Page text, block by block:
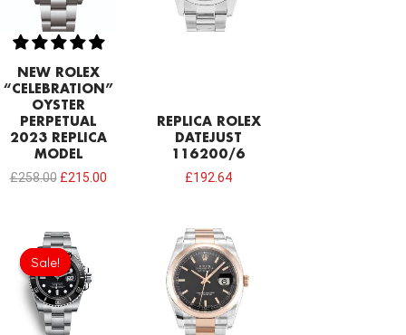
NEW ROLEX
“CELEBRATION”
OYSTER
PERPETUAL
2023 REPLICA
MODEL
£258.00 £215.00
REPLICA ROLEX
DATEJUST
116200/6
£192.64
Sale!
Sale!
Original
price
was:
£301.00.